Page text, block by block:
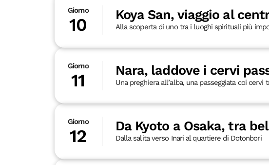
Giorno
10 Koya San, viaggio al
Alla scoperta di uno tra i luoghi spirituali più
Giorno
11 Nara, laddove i cervi
Una preghiera all’alba, una passeggiata coi cervi
Giorno
12 Da Kyoto a Osaka, tra
Dalla salita verso Inari al quartiere di Dotonbori